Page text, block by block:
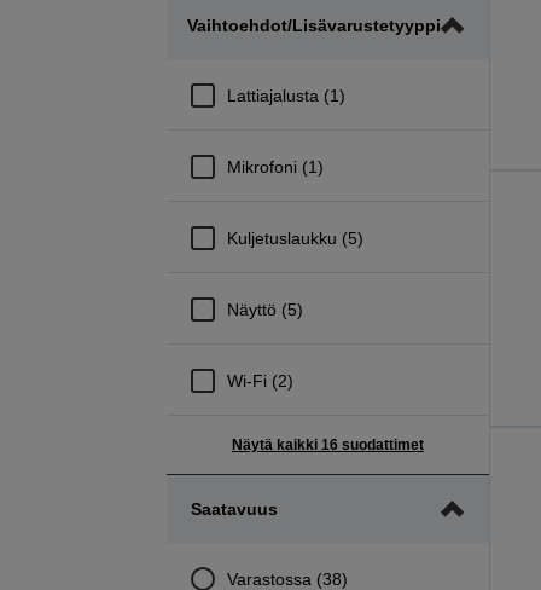
Vaihtoehdot/lisävarustetyyppi
Lattiajalusta (1)
Mikrofoni (1)
Kuljetuslaukku (5)
Näyttö (5)
Wi-Fi (2)
Näytä kaikki 16 suodattimet
Saatavuus
Varastossa (38)